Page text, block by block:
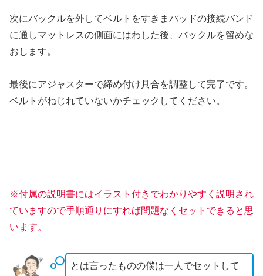
次にバックルを外してベルトをすきまパッドの接続バンド
に通しマットレスの側面にはわした後、バックルを留めな
おします。
最後にアジャスターで締め付け具合を調整して完了です。
ベルトがねじれていないかチェックしてください。
※付属の説明書にはイラスト付きでわかりやすく説明 され
ていますので手順通りにすれば問題なくセットできると思
います。
とは言ったものの僕は一人でセットして